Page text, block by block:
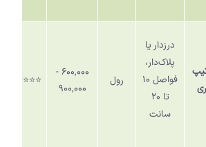
درزدار یا
پلاک‌دار،
فواصل ۱۰
تا ۲۰
سانت
رول
۶۰۰,۰۰۰ -
۹۰۰,۰۰۰
⭐️⭐️⭐️⭐️⭐️